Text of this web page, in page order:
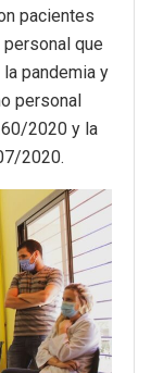
pacientes
que
pandemia y
personal
2020 y la
2020.